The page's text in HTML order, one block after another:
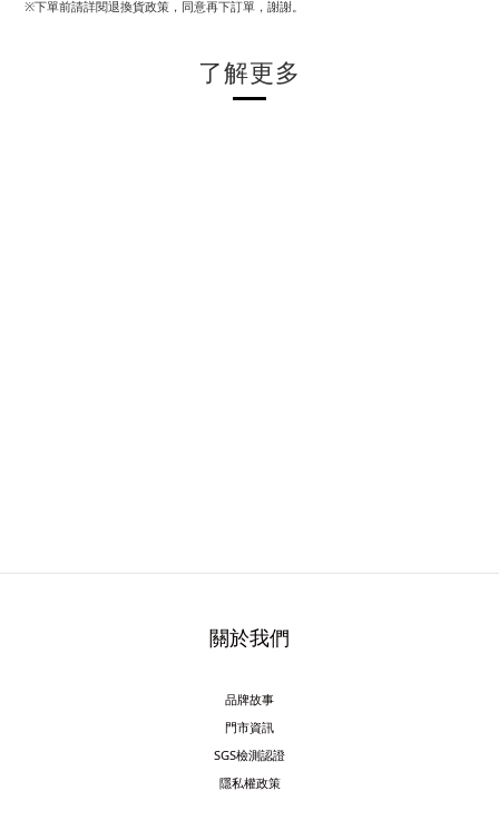
※下單前請詳閱退換貨政策，同意再下訂單，謝謝。
了解更多
關於我們
品牌故事
門市資訊
SGS檢測認證
隱私權政策